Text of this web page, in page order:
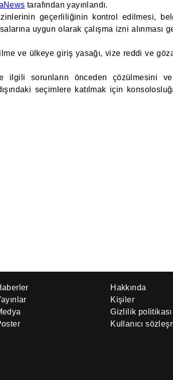
tarafından yayınlandı.
geçerliliğinin kontrol edilmesi,
uygun olarak çalışma izni alınması
ve ülkeye giriş yasağı, vize reddi ve
ilgili sorunların önceden çözülmesini ve
seçimlere katılmak için
Hakkında
Kişiler
Gizlilik politikası
Kullanıcı